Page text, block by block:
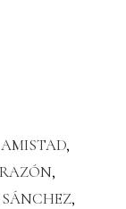
AMISTAD,
,
,